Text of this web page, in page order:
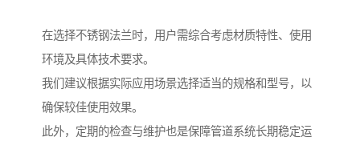
在选择不锈钢法兰时，用户需综合考虑材质特性、使用
环境及具体技术要求。
我们建议根据实际应用场景选择适当的规格和型号，以
确保较佳使用效果。
此外，定期的检查与维护也是保障管道系统长期稳定运